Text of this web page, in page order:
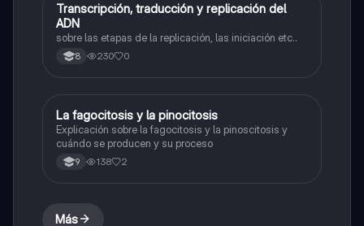
Biologia
Transcripción, traducción y replicación del
ADN
sobre las etapas de la replicación, las iniciación etc..
8 230 0
Biologia
La fagocitosis y la pinocitosis
Explicación sobre la fagocitosis y la pinoscitosis y
cuándo se producen y su proceso
9 138 2
Más